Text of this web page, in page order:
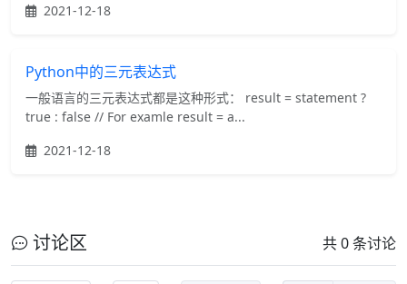
2021-12-18
Python中的三元表达式
一般语言的三元表达式都是这种形式： result = statement ?
true : false // For examle result = a...
2021-12-18
讨论区 共 0 条讨论